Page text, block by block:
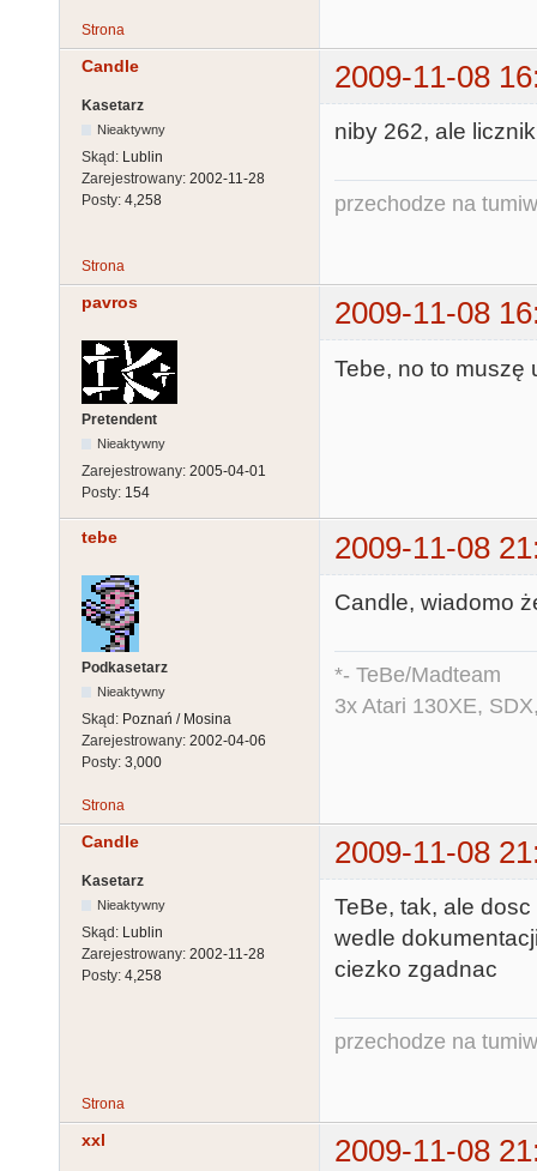
Strona
Candle 2009-11-08
Kasetarz
Nieaktywny
Skąd: Lublin
Zarejestrowany: 2002-11-28
Posty: 4,258
niby 262, ale
przechodze na
Strona
pavros 2009-11-08
Pretendent
Nieaktywny
Zarejestrowany: 2005-04-01
Posty: 154
Tebe, no to muszę
tebe 2009-11-08
Podkasetarz
Nieaktywny
Skąd: Poznań / Mosina
Zarejestrowany: 2002-04-06
Posty: 3,000
Candle, wiadomo
*- TeBe/Madteam
3x Atari 130XE,
Strona
Candle 2009-11-08
Kasetarz
Nieaktywny
Skąd: Lublin
Zarejestrowany: 2002-11-28
Posty: 4,258
TeBe, tak, ale
wedle
ciezko zgadnac
przechodze na
Strona
xxl 2009-11-08